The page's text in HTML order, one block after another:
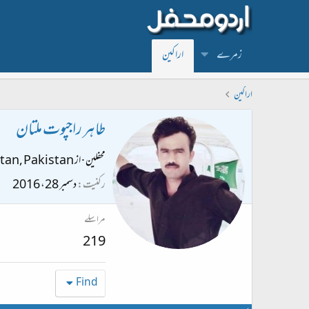
زمرے اراکین
اراکین
طاہر راجپوت ملتان
محفلین·ازPakistan
رکنیت دسمبر 28، 2016
مراسلے
219
Find